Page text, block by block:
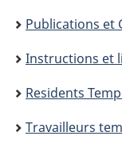
Publications et
Instructions et
Residents
Travailleurs